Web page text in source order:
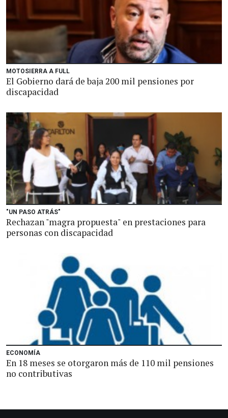
MOTOSIERRA A FULL
El Gobierno dará de baja 200 mil pensiones por
discapacidad
"UN PASO ATRÁS"
Rechazan "magra propuesta" en prestaciones para
personas con discapacidad
ECONOMÍA
En 18 meses se otorgaron más de 110 mil pensiones
no contributivas